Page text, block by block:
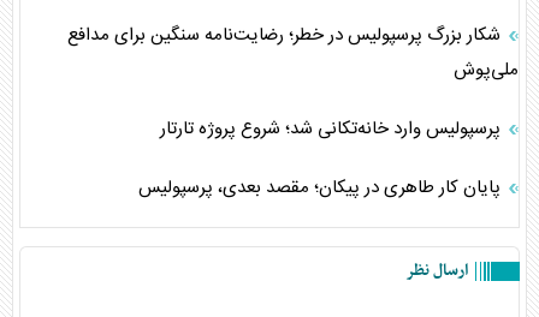
شکار بزرگ پرسپولیس در خطر؛ رضایت‌نامه سنگین برای مدافع
ملی‌پوش
پرسپولیس وارد خانه‌تکانی شد؛ شروع پروژه تارتار
پایان کار طاهری در پیکان؛ مقصد بعدی، پرسپولیس
ارسال نظر